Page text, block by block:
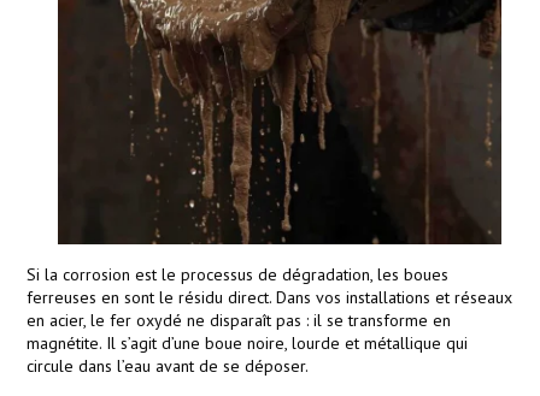
Si la corrosion est le processus de dégradation, les boues
ferreuses en sont le résidu direct. Dans vos installations et réseaux
en acier, le fer oxydé ne disparaît pas : il se transforme en
magnétite. Il s’agit d’une boue noire, lourde et métallique qui
circule dans l’eau avant de se déposer.